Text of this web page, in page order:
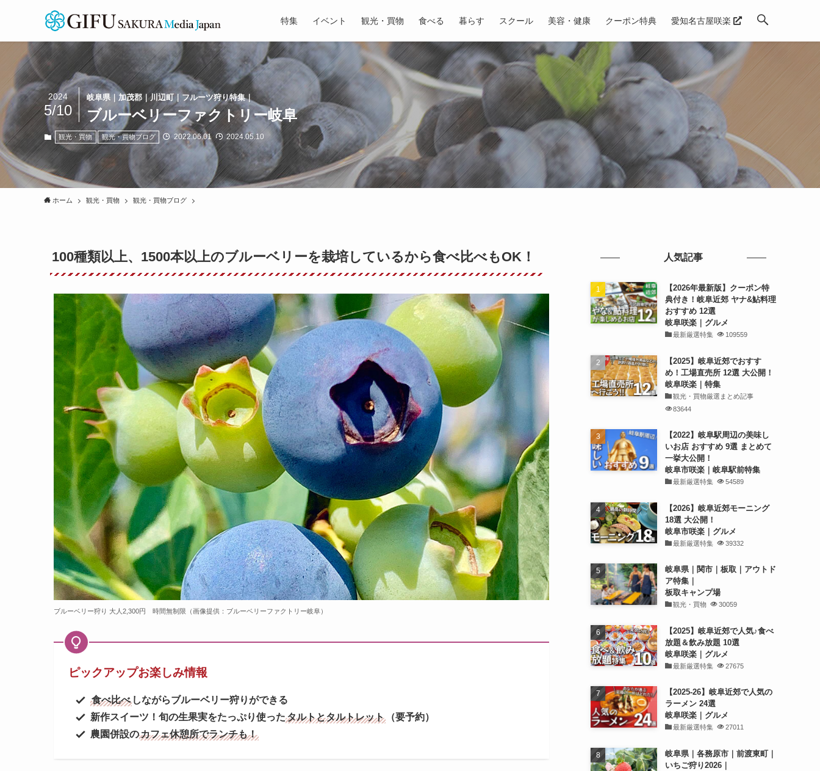
特集 イベント 観光・買物 食べる 暮らす スクール 美容・健康 クーポン特典 愛知名古屋咲楽
岐阜県｜加茂郡｜川辺町｜フルーツ狩り特集｜
ブルーベリーファクトリー岐阜
2024
5/10
観光・買物 観光・買物ブログ 2022.06.01 2024.05.10
ホーム 観光・買物 観光・買物ブログ
100種類以上、1500本以上のブルーベリーを栽培しているから食べ比べもOK！
ブルーベリー狩り 大人2,300円 時間無制限（画像提供：ブルーベリーファクトリー岐阜）
ピックアップお楽しみ情報
食べ比べ しながらブルーベリー狩りができる
新作スイーツ！旬の生果実をたっぷり使ったタルトとタルトレット
（要予約）
農園併設のカフェ休憩所でランチも！
人気記事
【2026年最新版】クーポン特
典付き！岐阜近郊 ヤナ&鮎料理
おすすめ 12選
岐阜咲楽｜グルメ
最新厳選特集 109559
【2025】岐阜近郊でおすす
め！工場直売所 12選 大公開！
岐阜咲楽｜特集
観光・買物厳選まとめ記事
83644
【2022】岐阜駅周辺の美味し
いお店 おすすめ 9選 まとめて
一挙大公開！
岐阜市咲楽｜岐阜駅前特集
最新厳選特集 54589
【2026】岐阜近郊モーニング
18選 大公開！
岐阜市咲楽｜グルメ
最新厳選特集 39332
岐阜県｜関市｜板取｜アウトド
ア特集｜
板取キャンプ場
観光・買物 30059
【2025】岐阜近郊で人気♪食べ
放題＆飲み放題 10選
岐阜咲楽｜グルメ
最新厳選特集 27675
【2025-26】岐阜近郊で人気の
ラーメン 24選
岐阜咲楽｜グルメ
最新厳選特集 27011
岐阜県｜各務原市｜前渡東町｜
いちご狩り2026｜